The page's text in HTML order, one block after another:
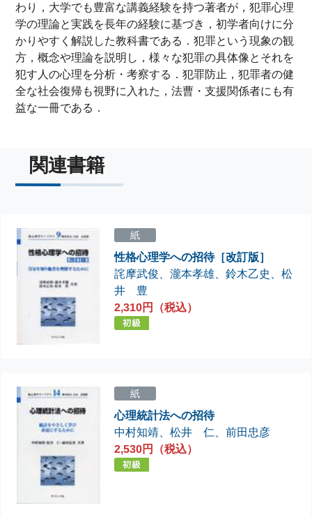
わり，大学でも豊富な講義経験を持つ著者が，犯罪心理
学の理論と実践を長年の経験に基づき，初学者向けに分
かりやすく解説した教科書である．犯罪という現象の観
方，概念や理論を説明し，様々な犯罪の具体像とそれを
犯す人の心理を分析・考察する．犯罪防止，犯罪者の健
全な社会復帰も視野に入れた，法曹・支援関係者にも有
益な一冊である．
関連書籍
紙
性格心理学への招待［改訂版］
詫摩武俊 、瀧本孝雄 、鈴木乙史 、松
井 豊
2,310円（税込）
紙
心理統計法への招待
中村知靖 、松井 仁 、前田忠彦
2,530円（税込）